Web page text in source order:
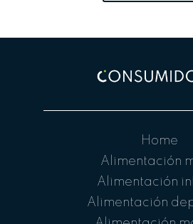
Home
Alimentación
Alimentación
Alimentación